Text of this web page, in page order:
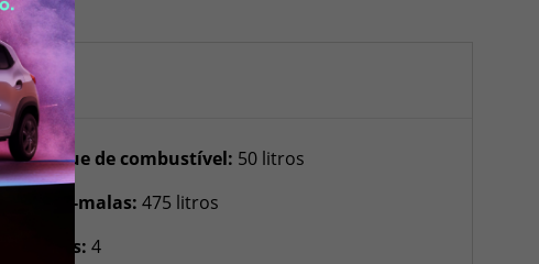
Tanque de combustível: 50 litros
Porta-malas: 475 litros
Portas: 4